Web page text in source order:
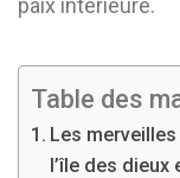
paix intérieure.
Table des
Les
l’île des